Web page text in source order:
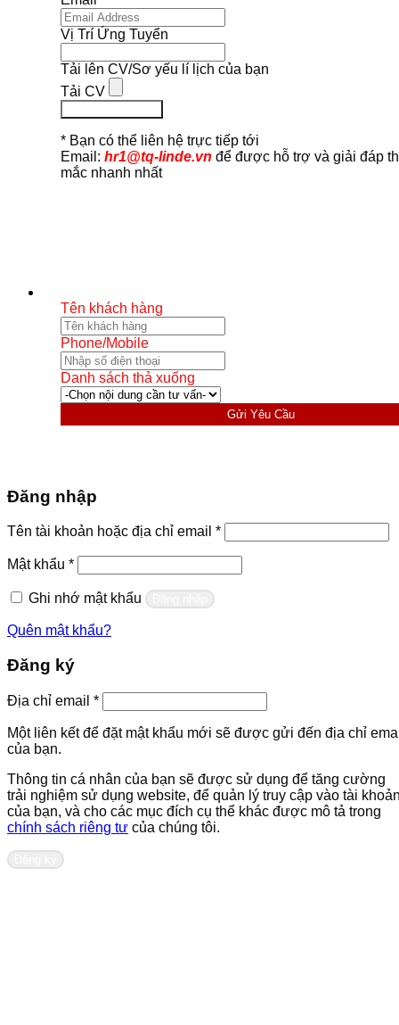
Vị Trí Ứng Tuyển
Tải lên CV/Sơ yếu lí lịch của bạn
Tải CV
* Bạn có thể liên hệ trực tiếp tới
Email: hr1@tq-linde.vn để được hỗ trợ và giải đáp
mắc nhanh nhất
Tên khách hàng
Phone/Mobile
Danh sách thả xuống
Gửi Yêu Cầu
Đăng nhập
Tên tài khoản hoặc địa chỉ email *Bắt
buộc
Mật khẩu *Bắt
buộc
Ghi nhớ mật khẩu
Quên mật khẩu?
Đăng ký
Địa chỉ email *Bắt
buộc
Một liên kết để đặt mật khẩu mới sẽ được gửi đến địa chỉ
của bạn.
Thông tin cá nhân của bạn sẽ được sử dụng để tăng cường
trải nghiệm sử dụng website, để quản lý truy cập vào tài
của bạn, và cho các mục đích cụ thể khác được mô tả trong
chính sách riêng tư của chúng tôi.